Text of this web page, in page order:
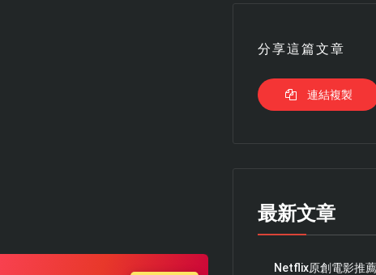
分享這篇文章
連結複製
最新文章
Netflix原創電影推